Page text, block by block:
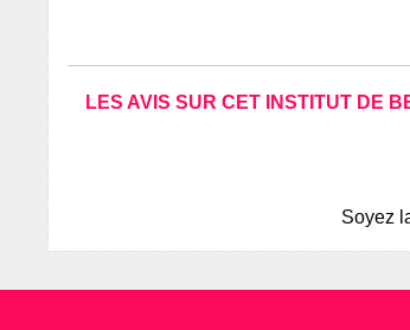
LES AVIS SUR CET INSTITUT DE
Soyez